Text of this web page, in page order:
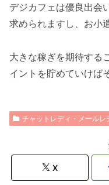
デジカフェは優良出会
求められますし、お小
大きな稼ぎを期待する
イントを貯めていけば
チャットレディ・メールレ
X